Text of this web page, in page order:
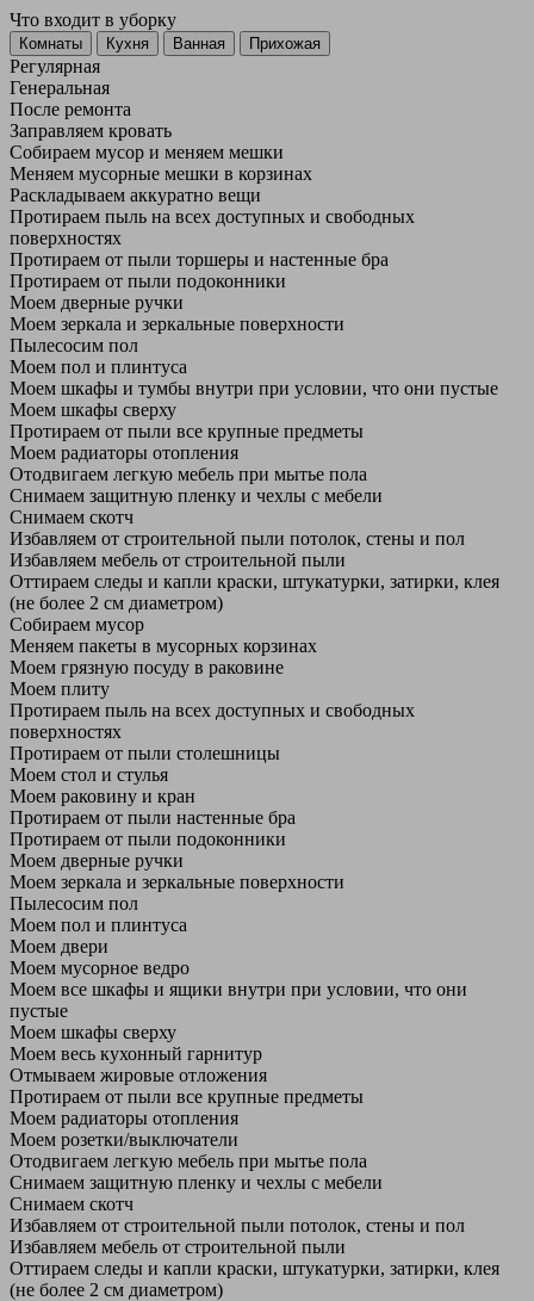
Что входит в уборку
Регу­лярная
Гене­ральная
После ремонта
Заправляем кровать
Собираем мусор и меняем мешки
Меняем мусорные мешки в корзинах
Раскладываем аккуратно вещи
Протираем пыль на всех доступных и свободных
поверхностях
Протираем от пыли торшеры и настенные бра
Протираем от пыли подоконники
Моем дверные ручки
Моем зеркала и зеркальные поверхности
Пылесосим пол
Моем пол и плинтуса
Моем шкафы и тумбы внутри при условии, что они пустые
Моем шкафы сверху
Протираем от пыли все крупные предметы
Моем радиаторы отопления
Отодвигаем легкую мебель при мытье пола
Снимаем защитную пленку и чехлы с мебели
Снимаем скотч
Избавляем от строительной пыли потолок, стены и пол
Избавляем мебель от строительной пыли
Оттираем следы и капли краски, штукатурки, затирки, клея
(не более 2 см диаметром)
Собираем мусор
Меняем пакеты в мусорных корзинах
Моем грязную посуду в раковине
Моем плиту
Протираем пыль на всех доступных и свободных
поверхностях
Протираем от пыли столешницы
Моем стол и стулья
Моем раковину и кран
Протираем от пыли настенные бра
Протираем от пыли подоконники
Моем дверные ручки
Моем зеркала и зеркальные поверхности
Пылесосим пол
Моем пол и плинтуса
Моем двери
Моем мусорное ведро
Моем все шкафы и ящики внутри при условии, что они
пустые
Моем шкафы сверху
Моем весь кухонный гарнитур
Отмываем жировые отложения
Протираем от пыли все крупные предметы
Моем радиаторы отопления
Моем розетки/выключатели
Отодвигаем легкую мебель при мытье пола
Снимаем защитную пленку и чехлы с мебели
Снимаем скотч
Избавляем от строительной пыли потолок, стены и пол
Избавляем мебель от строительной пыли
Оттираем следы и капли краски, штукатурки, затирки, клея
(не более 2 см диаметром)